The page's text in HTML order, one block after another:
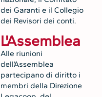
dei Garanti e il Collegio
dei Revisori dei conti.
L'Assemblea
Alle riunioni
dell’Assemblea
partecipano di diritto i
membri della Direzione